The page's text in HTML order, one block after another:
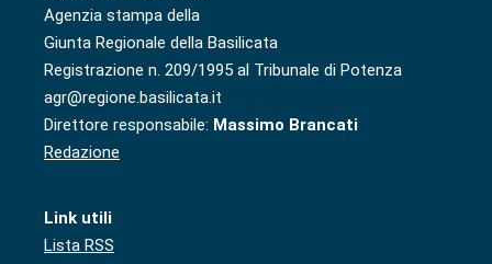
Agenzia stampa della
Giunta Regionale della Basilicata
Registrazione n. 209/1995 al Tribunale di Potenza
agr@regione.basilicata.it
Direttore responsabile: Massimo Brancati
Redazione
Link utili
Lista RSS